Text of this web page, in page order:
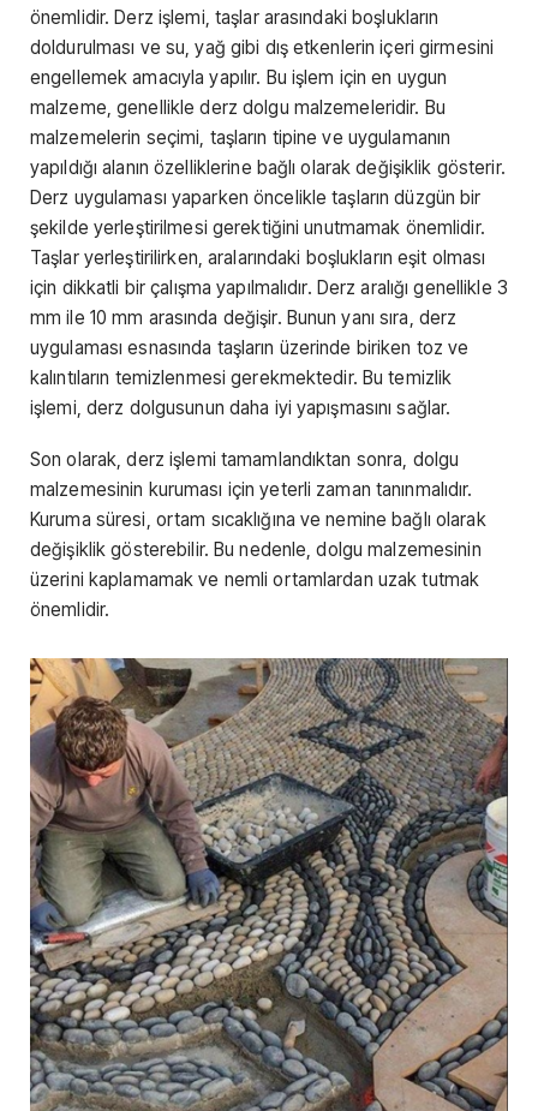
önemlidir. Derz işlemi, taşlar arasındaki boşlukların
doldurulması ve su, yağ gibi dış etkenlerin içeri girmesini
engellemek amacıyla yapılır. Bu işlem için en uygun
malzeme, genellikle derz dolgu malzemeleridir. Bu
malzemelerin seçimi, taşların tipine ve uygulamanın
yapıldığı alanın özelliklerine bağlı olarak değişiklik gösterir.
Derz uygulaması yaparken öncelikle taşların düzgün bir
şekilde yerleştirilmesi gerektiğini unutmamak önemlidir.
Taşlar yerleştirilirken, aralarındaki boşlukların eşit olması
için dikkatli bir çalışma yapılmalıdır. Derz aralığı genellikle 3
mm ile 10 mm arasında değişir. Bunun yanı sıra, derz
uygulaması esnasında taşların üzerinde biriken toz ve
kalıntıların temizlenmesi gerekmektedir. Bu temizlik
işlemi, derz dolgusunun daha iyi yapışmasını sağlar.
Son olarak, derz işlemi tamamlandıktan sonra, dolgu
malzemesinin kuruması için yeterli zaman tanınmalıdır.
Kuruma süresi, ortam sıcaklığına ve nemine bağlı olarak
değişiklik gösterebilir. Bu nedenle, dolgu malzemesinin
üzerini kaplamamak ve nemli ortamlardan uzak tutmak
önemlidir.